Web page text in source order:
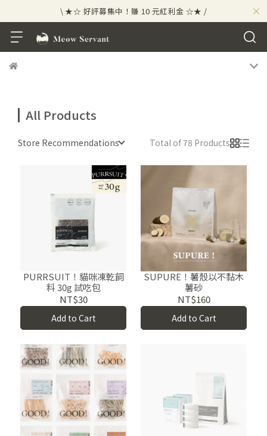
×
\ ★☆ 好評募集中！賺 10 元紅利金 ☆★ /
⟡⣠𝘄𝗲𝗹𝗰𝗼𝗺𝗲 ⁘ 新會員贈 50 元紅利金
\ ★☆ 好評募集中！賺 10 元紅利金 ☆★ /
All Products
Store Recommendations Total of 78 Products
PURRSUIT！貓咪凍乾飼
料 30g 試吃包
NT$30
Add to Cart
SUPURE！薯殼以不黏木
薯砂
NT$160
Add to Cart